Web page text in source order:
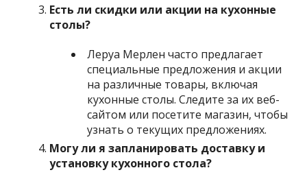
Есть ли скидки или акции на кухонные
столы?
Леруа Мерлен часто предлагает
специальные предложения и акции
на различные товары, включая
кухонные столы. Следите за их веб-
сайтом или посетите магазин, чтобы
узнать о текущих предложениях.
Могу ли я запланировать доставку и
установку кухонного стола?